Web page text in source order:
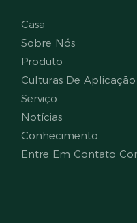
Casa
Sobre Nós
Produto
Culturas De Aplicação
Serviço
Notícias
Conhecimento
Entre Em Contato